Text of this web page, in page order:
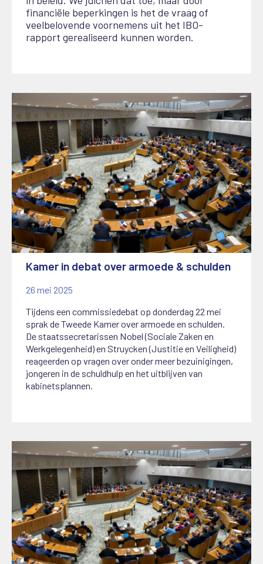
financiële beperkingen is het de vraag of
veelbelovende voornemens uit het IBO-
rapport gerealiseerd kunnen worden.
Kamer in debat over armoede & schulden
26 mei 2025
Tijdens een commissiedebat op donderdag 22 mei
sprak de Tweede Kamer over armoede en schulden.
De staatssecretarissen Nobel (Sociale Zaken en
Werkgelegenheid) en Struycken (Justitie en Veiligheid)
reageerden op vragen over onder meer bezuinigingen,
jongeren in de schuldhulp en het uitblijven van
kabinetsplannen.